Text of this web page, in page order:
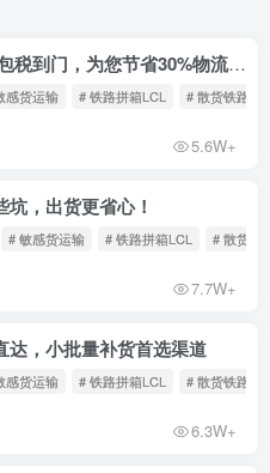
中欧班列拼柜/整柜皆可，双清包税到门，为您节省30%物流成本！
感货运输 # 铁路拼箱LCL # 散货铁路
5.6W+
，出货更省心！
# 敏感货运输 # 铁路拼箱LCL # 散货铁
7.7W+
达，小批量补货首选渠道
感货运输 # 铁路拼箱LCL # 散货铁路
6.3W+